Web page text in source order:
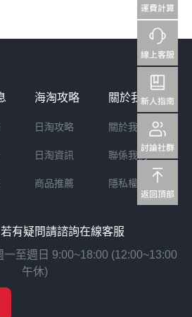
海淘攻略
日淘攻略
日淘資訊
商品推薦
關於我們
關於我們
聯係我們
隱私權聲明
有疑問請諮詢在線客服
至週日 9:00~18:00 (12:00~13:00
午休)